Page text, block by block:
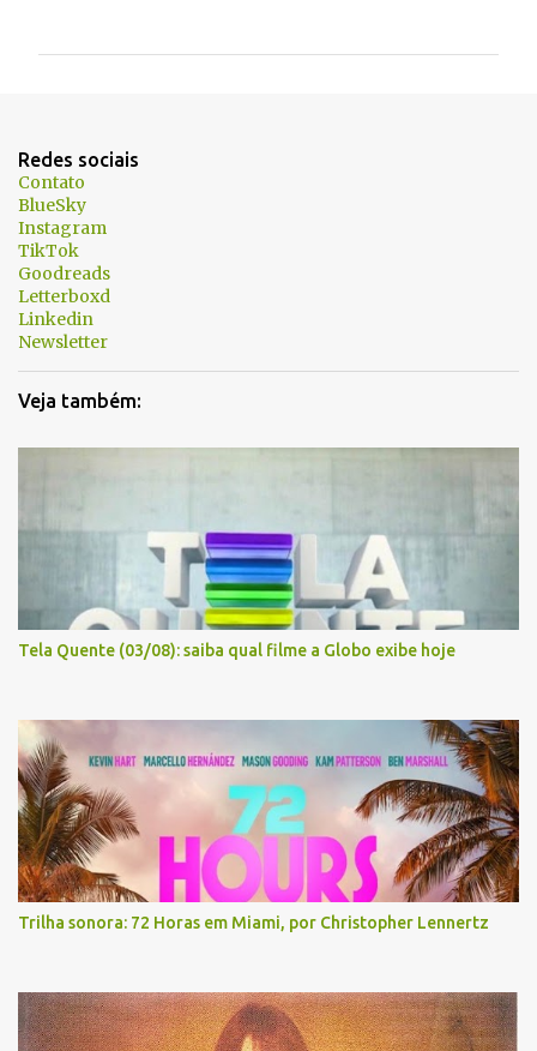
á
r
i
o
s
Redes sociais
Contato
BlueSky
Instagram
TikTok
Goodreads
Letterboxd
Linkedin
Newsletter
Veja também:
Tela Quente (03/08): saiba qual filme a Globo exibe hoje
Trilha sonora: 72 Horas em Miami, por Christopher Lennertz